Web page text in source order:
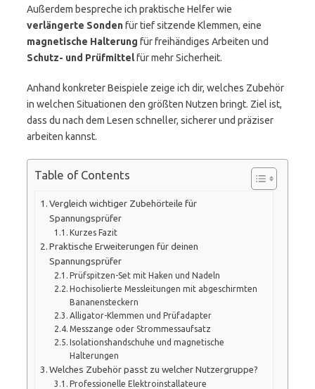
Außerdem bespreche ich praktische Helfer wie
verlängerte Sondenfür tief sitzende Klemmen, eine
magnetische Halterung für freihändiges Arbeiten und
Schutz- und Prüfmittelfür mehr Sicherheit.
Anhand konkreter Beispiele zeige ich dir, welches Zubehör
in welchen Situationen den größten Nutzen bringt. Ziel ist,
dass du nach dem Lesen schneller, sicherer und präziser
arbeiten kannst.
Table of Contents
Vergleich wichtiger Zubehörteile für
Spannungsprüfer
Kurzes Fazit
Praktische Erweiterungen für deinen
Spannungsprüfer
Prüfspitzen-Set mit Haken und Nadeln
Hochisolierte Messleitungen mit abgeschirmten
Bananensteckern
Alligator-Klemmen und Prüfadapter
Messzange oder Strommessaufsatz
Isolationshandschuhe und magnetische
Halterungen
Welches Zubehör passt zu welcher Nutzergruppe?
Professionelle Elektroinstallateure